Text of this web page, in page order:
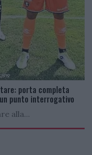
porta completa
punto interrogativo
alla...